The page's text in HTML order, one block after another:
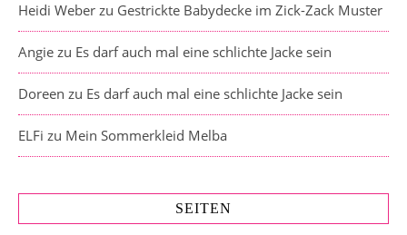
Heidi Weber zu Gestrickte Babydecke im Zick-Zack Muster
Angie zu Es darf auch mal eine schlichte Jacke sein
Doreen zu Es darf auch mal eine schlichte Jacke sein
ELFi zu Mein Sommerkleid Melba
SEITEN